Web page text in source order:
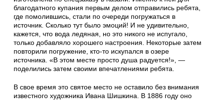
благодатного купания первым делом отправились ребята,
где помолившись, стали по очереди погружаться в
источник. Сколько тут было эмоций! И не удивительно,
кажется, что вода ледяная, но это никого не испугало,
только добавляло хорошего настроения. Некоторые затем
повторили погружение, кто-то искупался в озере
источника. «В этом месте просто душа радуется!», —
поделились затем своими впечатлениями ребята.
В свое время это святое место не оставило без внимания
известного художника Ивана Шишкина. В 1886 году оно